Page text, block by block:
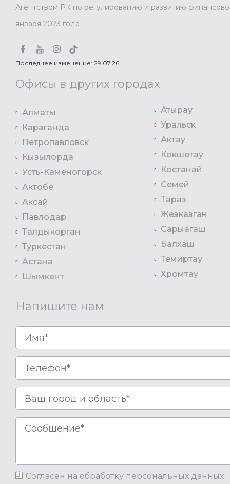
Агентством РК по регулированию и развитию
января 2023 года
Последнее изменение: 29.07.26
Офисы в других городах
Алматы
Караганда
Петропавловск
Кызылорда
Усть-Каменогорск
Актобе
Аксай
Павлодар
Талдыкорган
Туркестан
Астана
Шымкент
Атырау
Уральск
Актау
Кокшетау
Костанай
Семей
Тараз
Жезказган
Сарыагаш
Балхаш
Темиртау
Хромтау
Напишите нам
Согласен на обработку персональных данных